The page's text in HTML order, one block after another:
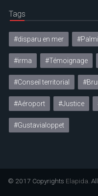
Tags
#disparu en mer
#irma #Témoignage
#Conseil territorial
#Aéroport #Justice
#Gustavialoppet
© 2017 Copyrights Elapida .